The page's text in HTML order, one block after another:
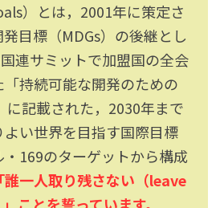
）とは，2001年に策定さ
目標（MDGs）の後継とし
連サミットで加盟国の全会
持続可能な開発のための
に記載された，2030年まで
い世界を目指す国際目標
169のターゲットから構成
誰一人取り残さない（leave